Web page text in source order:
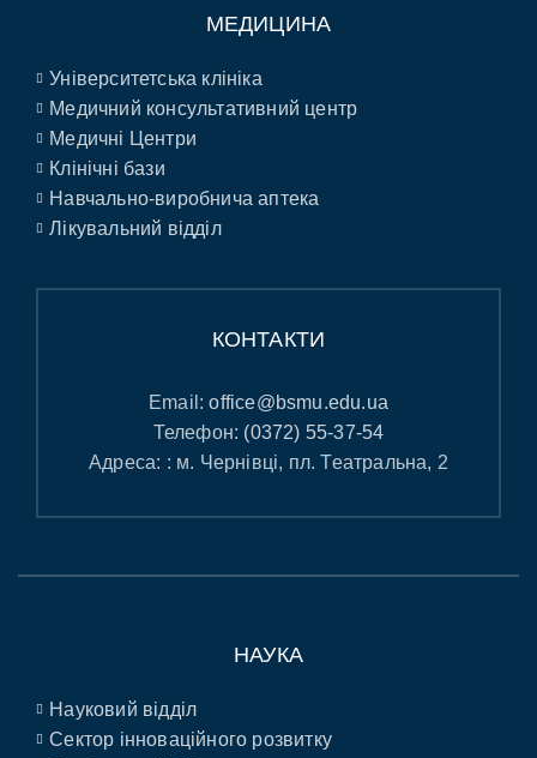
МЕДИЦИНА
Університетська клініка
Медичний консультативний центр
Медичні Центри
Клінічні бази
Навчально-виробнича аптека
Лікувальний відділ
КОНТАКТИ
Email:office@bsmu.edu.ua
Телефон: (0372) 55-37-54
Адреса: : м. Чернівці, пл. Театральна, 2
НАУКА
Науковий відділ
Сектор інноваційного розвитку